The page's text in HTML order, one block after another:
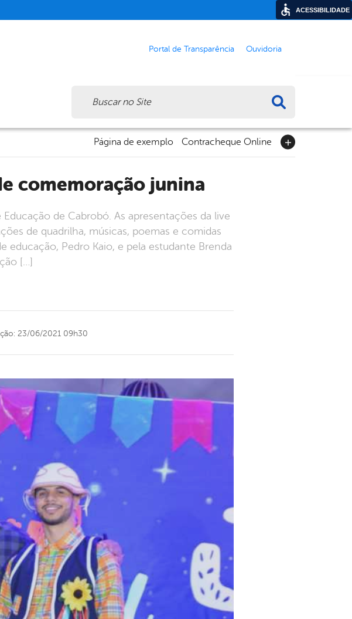
Portal de Transparência Ouvidoria
Página de exemplo Contracheque Online
comemoração junina
de Cabrobó. As apresentações da live
de quadrilha, músicas, poemas e comidas
Pedro Kaio, e pela estudante Brenda
[…]
23/06/2021 09h30
ACESSIBILIDADE